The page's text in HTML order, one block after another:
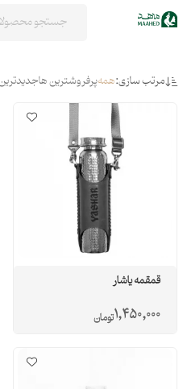
مرتب سازی:همهپرفروشترین ها
قمقمه یاشار
1,450,000تومان